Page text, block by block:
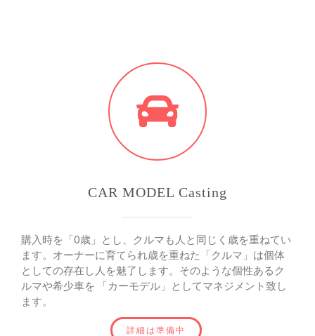
CAR MODEL Casting
購入時を「0歳」とし、クルマも人と同じく歳を重ねてい
ます。オーナーに育てられ歳を重ねた「クルマ」は個体
としての存在し人を魅了します。そのような個性あるク
ルマや希少車を 「カーモデル」としてマネジメント致し
ます。
詳細は準備中